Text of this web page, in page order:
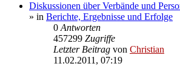
Diskussionen über Verbände und
» in Berichte, Ergebnisse und Erfolge
0 Antworten
457299 Zugriffe
Letzter Beitrag von Christian
11.02.2011, 07:19